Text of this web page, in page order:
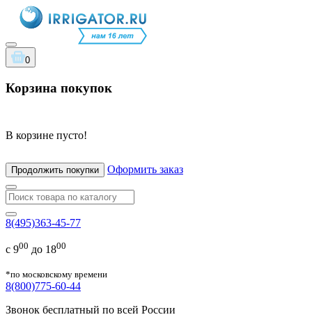
0
Корзина покупок
В корзине пусто!
Продолжить покупки Оформить заказ
8(495)363-45-77
с 900 до 1800
*по московскому времени
8(800)775-60-44
Звонок бесплатный по всей России